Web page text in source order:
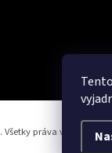
. Všetky práva vyhradené.